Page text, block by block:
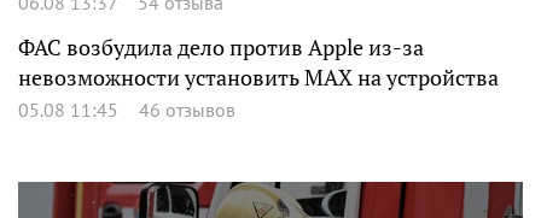
ФАС возбудила дело против Apple из-за
невозможности установить MAX на устройства
05.08 11:45 46 отзывов